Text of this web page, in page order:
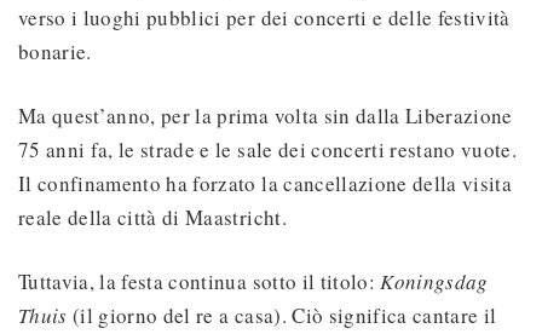
verso i luoghi pubblici per dei concerti e delle festività
bonarie.
Ma quest’anno, per la prima volta sin dalla Liberazione
75 anni fa, le strade e le sale dei concerti restano vuote.
Il confinamento ha forzato la cancellazione della visita
reale della città di Maastricht.
Tuttavia, la festa continua sotto il titolo:Koningsdag
Thuis(il giorno del re a casa). Ciò significa cantare il